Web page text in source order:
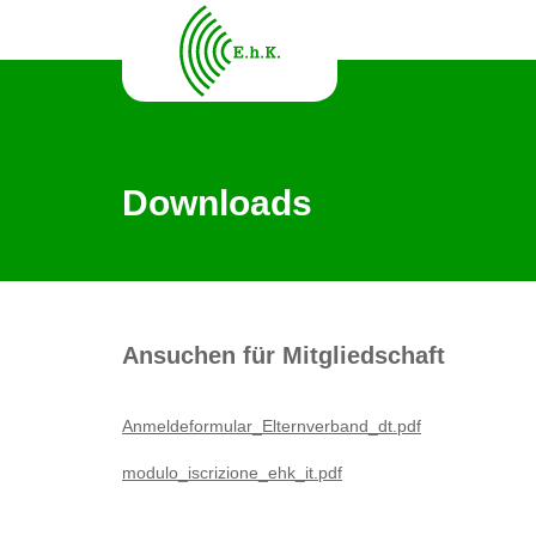
Downloads
Ansuchen für Mitgliedschaft
Anmeldeformular_Elternverband_dt.pdf
modulo_iscrizione_ehk_it.pdf